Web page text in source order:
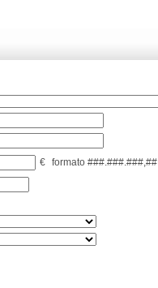
€ formato ###.###.###,##